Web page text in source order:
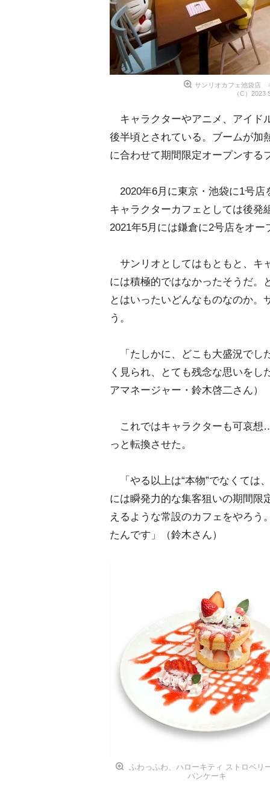
サンリオカフェ池袋店
（C）
キャラクターやアニメ、アイド
後半頃とされている。ブームが加
に合わせて期間限定オープンする
2020年6月に東京・池袋に1号店
キャラクターカフェとしては後発
2021年5月には鎌倉に2号店をオ
サンリオとしてはもともと、キ
には積極的ではなかったそうだ。
とはいったいどんなものなのか。
う。
「たしかに、どこも大盛況でし
く見られ、とても残念な思いを
アマネージャー・鈴木啓二さん）
これではキャラクターも可哀想
っと転換させた。
「やる以上は“本物”でなくては
には瞬発力的な集客狙いの期間限
えるような常設のカフェをやろう
たんです」（鈴木さん）
ふわっふわ、ハローキティ ストロベリ
パンケーキ